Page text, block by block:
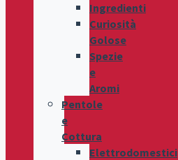
Ingredienti
Curiosità
Golose
Spezie
e
Aromi
Pentole
e
Cottura
Elettrodomestici